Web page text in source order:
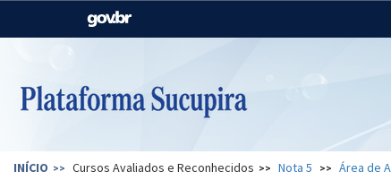
Casa Civil
Pecuária e Abastecimento
INÍCIO Cursos Avaliados e Reconhecidos Nota 5 Área de